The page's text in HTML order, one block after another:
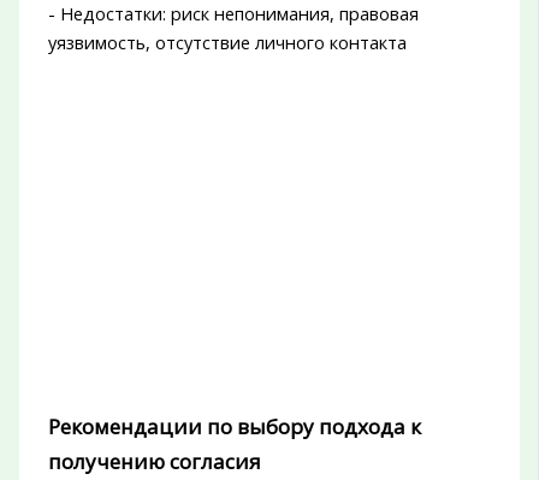
- Недостатки: риск непонимания, правовая
уязвимость, отсутствие личного контакта
Рекомендации по выбору подхода к
получению согласия